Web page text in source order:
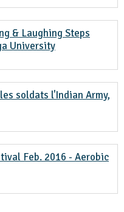
& Laughing Steps
University
soldats l'Indian Army,
Feb. 2016 - Aerobic